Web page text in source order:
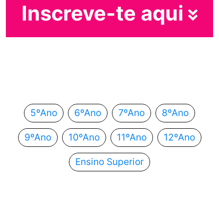
Inscreve-te aqui
5ºAno 6ºAno 7ºAno 8ºAno
9ºAno 10ºAno 11ºAno 12ºAno
Ensino Superior